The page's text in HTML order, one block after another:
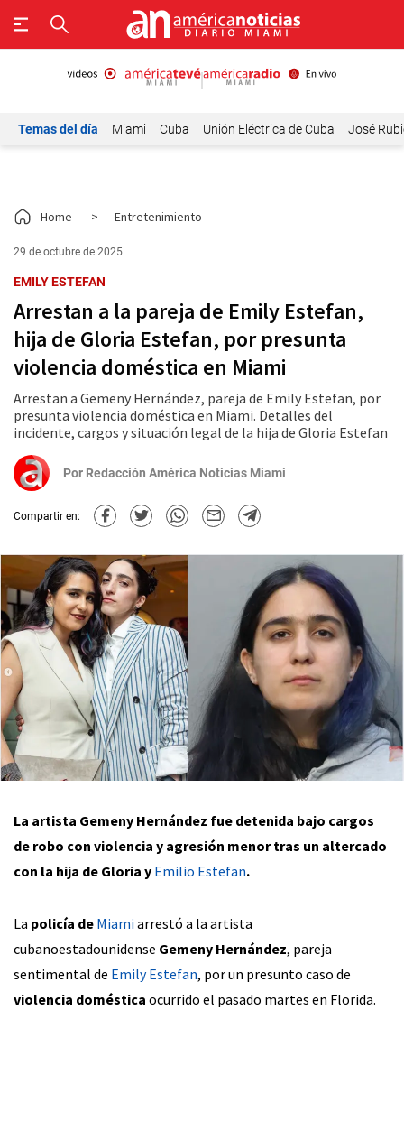
Temas del día Miami Cuba Unión Eléctrica de Cuba José
Home > Entretenimiento
29 de octubre de 2025
EMILY ESTEFAN
Arrestan a la pareja de Emily Estefan,
hija de Gloria Estefan, por presunta
violencia doméstica en Miami
Arrestan a Gemeny Hernández, pareja de Emily Estefan, por
presunta violencia doméstica en Miami. Detalles del
incidente, cargos y situación legal de la hija de Gloria Estefan
Por Redacción América Noticias Miami
Compartir en:
La artista Gemeny Hernández fue detenida bajo cargos
de robo con violencia y agresión menor tras un altercado
con la hija de Gloria y Emilio Estefan.
La policía de Miamiarrestó a la artista
cubanoestadounidense Gemeny Hernández, pareja
sentimental de Emily Estefan, por un presunto caso de
violencia doméstica ocurrido el pasado martes en Florida.